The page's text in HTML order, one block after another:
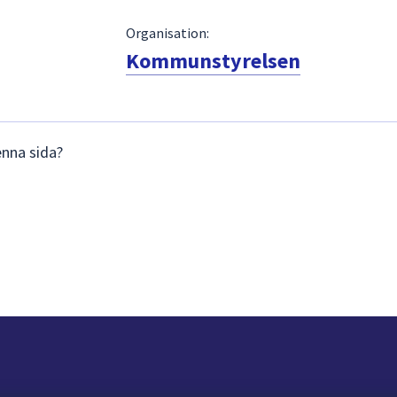
Organisation:
Kommunstyrelsen
sida?